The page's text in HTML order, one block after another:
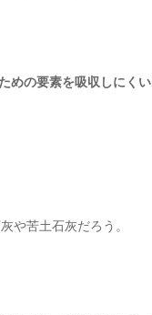
めの要素を吸収しにくい
や苦土石灰だろう。